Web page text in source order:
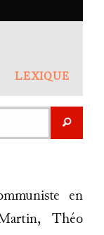
LEXIQUE
en
Théo